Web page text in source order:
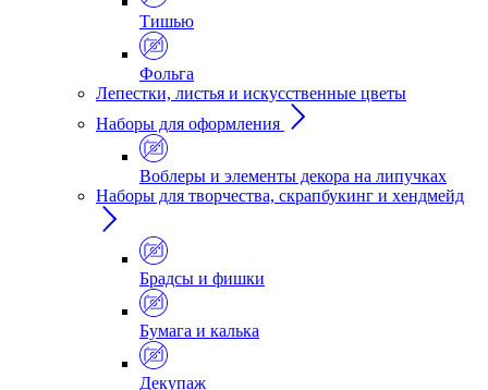
Тишью
Фольга
Лепестки, листья и искусственные цветы
Наборы для оформления
Воблеры и элементы декора на липучках
Наборы для творчества, скрапбукинг и хендмейд
Брадсы и фишки
Бумага и калька
Декупаж